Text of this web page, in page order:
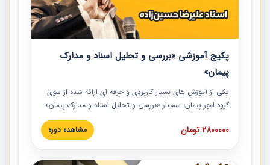
پکیج آموزشی «بررسی و تحلیل اسناد و مدارک
پیمان»
یکی از آموزش‏‏‏‏‏‏ های بسیار کاربردی و حرفه‏ ای ارائه شده از سوی
گروه امور پیمان، سمینار «بررسی و تحلیل اسناد و مدارک پیمان»
است که در دانشگاه صنعتی شریف ارائه شد. در این آموزش
نکات کلیدی مربوط به اسناد و مدارک پیمان، اولویت بندی اسناد
پیمان به همراه تجربیات عملی در این خصوص ارائه شده است.
2800000 تومان مشاهده دوره